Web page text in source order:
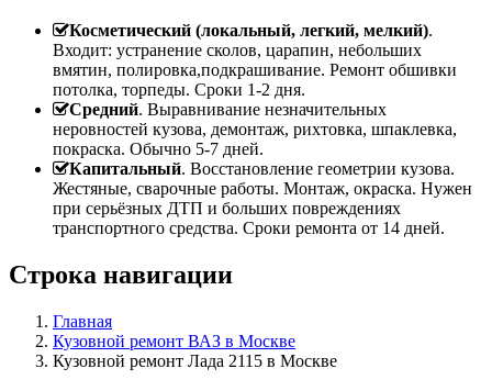
Косметический (локальный, легкий, мелкий).
Входит: устранение сколов, царапин, небольших
вмятин, полировка,подкрашивание. Ремонт обшивки
потолка, торпеды. Сроки 1-2 дня.
Средний. Выравнивание незначительных
неровностей кузова, демонтаж, рихтовка, шпаклевка,
покраска. Обычно 5-7 дней.
Капитальный. Восстановление геометрии кузова.
Жестяные, сварочные работы. Монтаж, окраска. Нужен
при серьёзных ДТП и больших повреждениях
транспортного средства. Сроки ремонта от 14 дней.
Строка навигации
Главная
Кузовной ремонт ВАЗ в Москве
Кузовной ремонт Лада 2115 в Москве